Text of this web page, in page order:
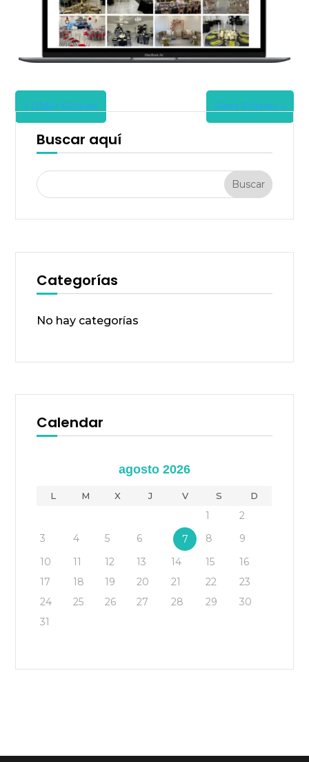
« Older Entries Next Entries »
Buscar aquí
Categorías
No hay categorías
Calendar
agosto 2026
L M X J V S D
1
2
3
4 5 6 7 8
9
10
11 12 13 14 15
16
17
18 19 20 21 22
23
24
25 26 27 28 29
30
31